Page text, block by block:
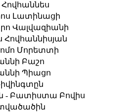
Հովհաննես
Լատինացի
Վալվազիանի
Հովհաննիսյան
Մորետտի
Բաշո
Պիացո
- Բատիստա Բովիս